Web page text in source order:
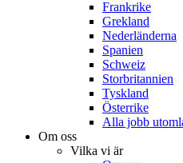
Frankrike
Grekland
Nederländerna
Spanien
Schweiz
Storbritannien
Tyskland
Österrike
Alla jobb
Om oss
Vilka vi är